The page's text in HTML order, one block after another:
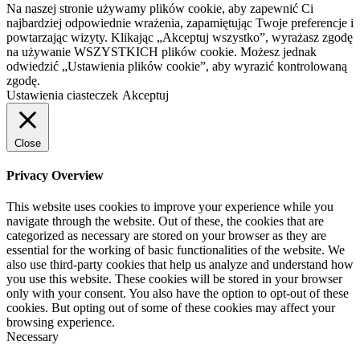
Na naszej stronie używamy plików cookie, aby zapewnić Ci
najbardziej odpowiednie wrażenia, zapamiętując Twoje preferencje i
powtarzając wizyty. Klikając „Akceptuj wszystko”, wyrażasz zgodę
na używanie WSZYSTKICH plików cookie. Możesz jednak
odwiedzić „Ustawienia plików cookie”, aby wyrazić kontrolowaną
zgodę.
Ustawienia ciasteczek Akceptuj
Close
Privacy Overview
This website uses cookies to improve your experience while you
navigate through the website. Out of these, the cookies that are
categorized as necessary are stored on your browser as they are
essential for the working of basic functionalities of the website. We
also use third-party cookies that help us analyze and understand how
you use this website. These cookies will be stored in your browser
only with your consent. You also have the option to opt-out of these
cookies. But opting out of some of these cookies may affect your
browsing experience.
Necessary